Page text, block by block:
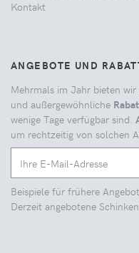
Kontakt
ANGEBOTE UND
Mehrmals im Jahr bieten
und außergewöhnliche
wenige Tage verfügbar sind.
um rechtzeitig von solchen
Beispiele für frühere
Derzeit angebotene Schinken